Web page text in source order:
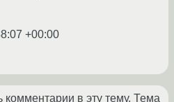
+00:00
в эту тему. Тема